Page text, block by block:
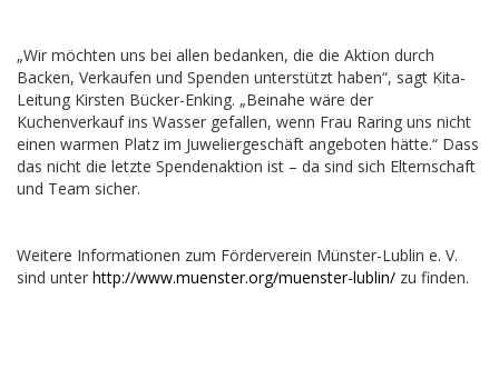
„Wir möchten uns bei allen bedanken, die die Aktion durch
Backen, Verkaufen und Spenden unterstützt haben“, sagt Kita-
Leitung Kirsten Bücker-Enking. „Beinahe wäre der
Kuchenverkauf ins Wasser gefallen, wenn Frau Raring uns nicht
einen warmen Platz im Juweliergeschäft angeboten hätte.“ Dass
das nicht die letzte Spendenaktion ist – da sind sich Elternschaft
und Team sicher.
Weitere Informationen zum Förderverein Münster-Lublin e. V.
sind unter http://www.muenster.org/muenster-lublin/ zu finden.